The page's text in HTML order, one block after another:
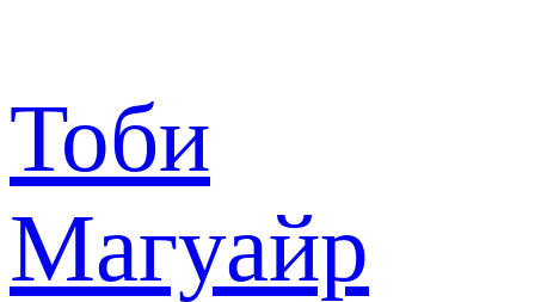
Тоби
Магуайр